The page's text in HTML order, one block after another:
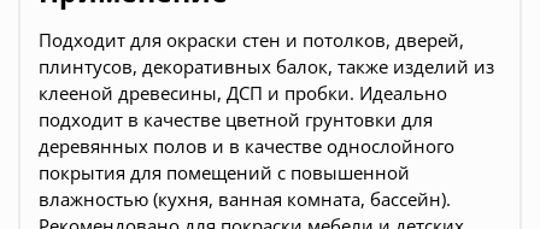
Подходит для окраски стен и потолков, дверей,
плинтусов, декоративных балок, также изделий из
клееной древесины, ДСП и пробки. Идеально
подходит в качестве цветной грунтовки для
деревянных полов и в качестве однослойного
покрытия для помещений с повышенной
влажностью (кухня, ванная комната, бассейн).